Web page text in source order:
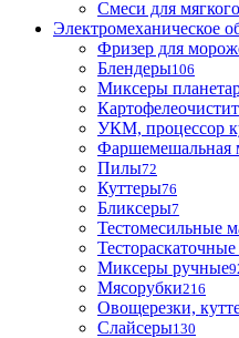
Смеси для
Электромеханическое
Фризер для
Блендеры106
Миксеры
УКМ, процессор
Фаршемешальная
Пилы72
Куттеры76
Бликсеры7
Тестомесильные
Миксеры ручные
Мясорубки216
Овощерезки,
Слайсеры130